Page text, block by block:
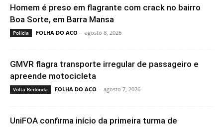
Homem é preso em flagrante com crack no bairro
Boa Sorte, em Barra Mansa
Polícia FOLHA DO ACO - agosto 8, 2026
GMVR flagra transporte irregular de passageiro e
apreende motocicleta
Volta Redonda FOLHA DO ACO - agosto 7, 2026
UniFOA confirma início da primeira turma de